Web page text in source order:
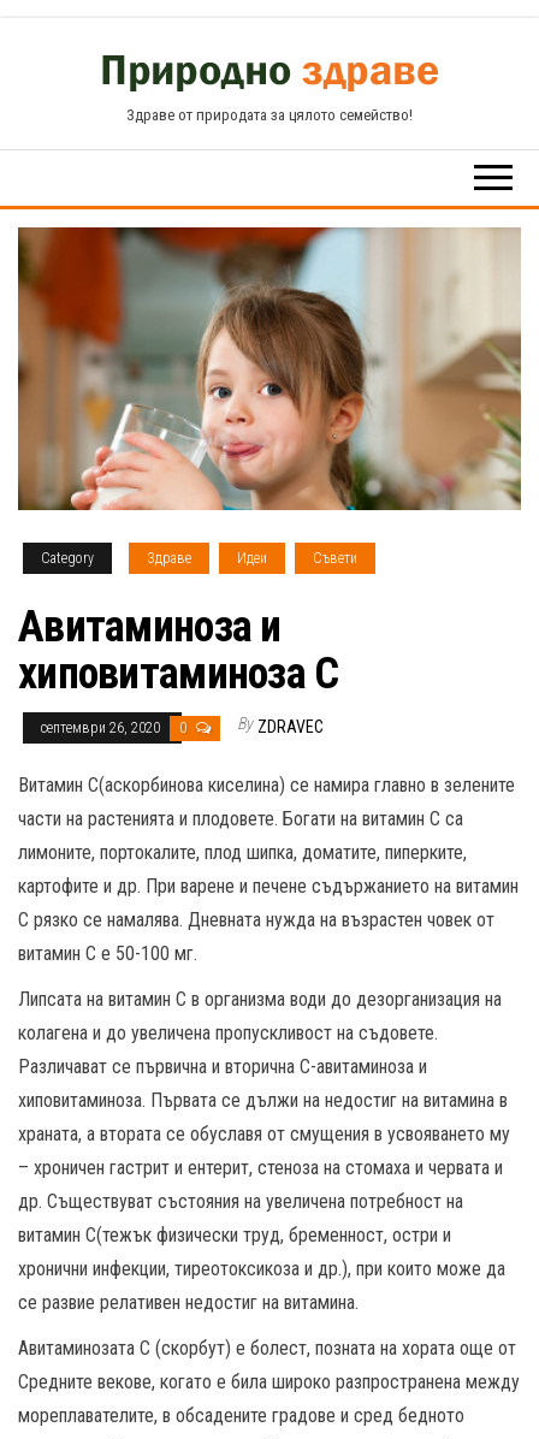
Здраве от природата за цялото семейство!
Category Здраве Идеи Съвети
Авитаминоза и
хиповитаминоза С
септември 26, 2020 0 By ZDRAVEC
Витамин C(аскорбинова киселина) се намира главно в зелените
части на растенията и плодовете. Богати на витамин C са
лимоните, портокалите, плод шипка, доматите, пиперките,
картофите и др. При варене и печене съдържанието на витамин
C рязко се намалява. Дневната нужда на възрастен човек от
витамин C е 50-100 мг.
Липсата на витамин C в организма води до дезорганизация на
колагена и до увеличена пропускливост на съдовете.
Различават се първична и вторична C-авитаминоза и
хиповитаминоза. Първата се дължи на недостиг на витамина в
храната, а втората се обуславя от смущения в усвояването му
– хроничен гастрит и ентерит, стеноза на стомаха и червата и
др. Съществуват състояния на увеличена потребност на
витамин C(тежък физически труд, бременност, остри и
хронични инфекции, тиреотоксикоза и др.), при които може да
се развие релативен недостиг на витамина.
Авитаминозата C (скорбут) е болест, позната на хората още от
Средните векове, когато е била широко разпространена между
мореплавателите, в обсадените градове и сред бедното